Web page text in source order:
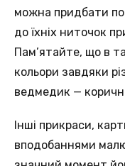
можна придбати
до їхніх ниточок
Пам’ятайте, що в
кольори завдяки
ведмедик —
Інші прикраси,
вподобаннями